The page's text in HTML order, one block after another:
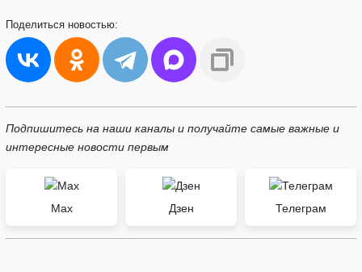
Поделиться новостью:
Подпишитесь на наши каналы и получайте самые важные и
интересные новости первым
Max Дзен Телеграм